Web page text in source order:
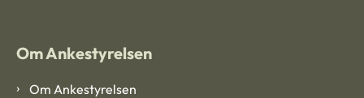
Om Ankestyrelsen
Om Ankestyrelsen